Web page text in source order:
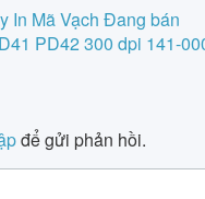
In Mã Vạch Đang bán
PD42 300 dpi 141-
để gửi phản hồi.